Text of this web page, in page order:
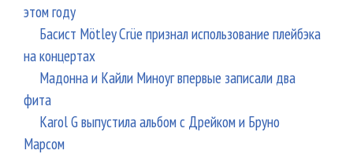
этом году
Басист Mötley Crüe признал использование плейбэка
на концертах
Мадонна и Кайли Миноуг впервые записали два
фита
Karol G выпустила альбом с Дрейком и Бруно
Марсом